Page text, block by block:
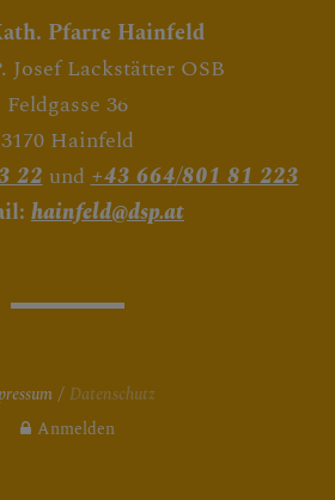
Pfarre Hainfeld
Josef Lackstätter OSB
Feldgasse 36
3170 Hainfeld
22und+43 664/801 81 223
hainfeld@dsp.at
Datenschutz
Anmelden